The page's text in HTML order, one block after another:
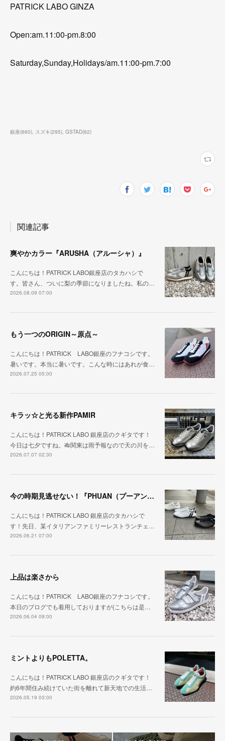
PATRICK LABO GINZA
Open:am.11:00-pm.8:00
Saturday,Sunday,Holidays/am.11:00-pm.7:00
銀座(660) スズキ(295) GSTAD(62)
関連記事
爽やかカラー『ARUSHA（アルーシャ）』
こんにちは！PATRICK LABO銀座店のタカハシで
す。皆さん、ついに梨の季節になりましたね。私の…
2026.08.09 07:00
もう一つのORIGIN～原点～
こんにちは！PATRICK LABO銀座のフナコシです。
暑いです。本当に暑いです。こんな時にはあれが食…
2026.07.25 05:00
キラッ☆と光る新作PAMIR
こんにちは！PATRICK LABO 銀座店のクギタです！
今日は七夕ですね。🎋関東は雨予報なので天の川を…
2026.07.07 02:30
今の時期見逃せない！『PHUAN（プーアン）』
こんにちは！PATRICK LABO 銀座店のタカハシで
す！先日、某イタリアンファミリーレストランチェ…
2026.06.21 07:00
上品は楽さから
こんにちは！PATRICK LABO銀座のフナコシです。
本日のブログでも着用しておりますが(こちらは是…
2026.06.04 09:00
ミントよりもPOLETTA。
こんにちは！PATRICK LABO 銀座店のクギタです！
約6年間住み続けていた街を離れて新天地での生活…
2026.05.19 03:00